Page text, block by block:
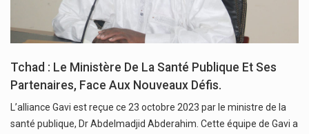
Tchad : Le Ministère De La Santé Publique Et Ses
Partenaires, Face Aux Nouveaux Défis.
L’alliance Gavi est reçue ce 23 octobre 2023 par le ministre de la
santé publique, Dr Abdelmadjid Abderahim. Cette équipe de Gavi a